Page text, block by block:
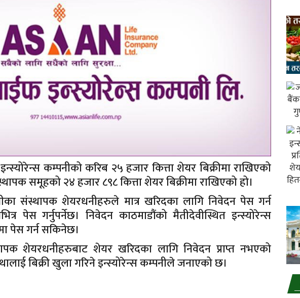
कम्पनीको करिब २५ हजार कित्ता शेयर बिक्रीमा राखिएको
समूहको २४ हजार ८९८ कित्ता शेयर बिक्रीमा राखिएको हो।
संस्थापक शेयरधनीहरुले मात्र खरिदका लागि निवेदन पेस गर्न
पेस गर्नुपर्नेछ। निवेदन काठमाडौंको मैतीदेवीस्थित इन्स्योरेन्स
पेस गर्न सकिनेछ।
शेयरधनीहरुबाट शेयर खरिदका लागि निवेदन प्राप्त नभएको
बिक्री खुला गरिने इन्स्योरेन्स कम्पनीले जनाएको छ।